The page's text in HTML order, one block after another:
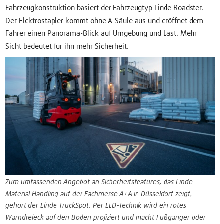
Fahrzeugkonstruktion basiert der Fahrzeugtyp Linde Roadster.
Der Elektrostapler kommt ohne A-Säule aus und eröffnet dem
Fahrer einen Panorama-Blick auf Umgebung und Last. Mehr
Sicht bedeutet für ihn mehr Sicherheit.
Zum umfassenden Angebot an Sicherheitsfeatures, das Linde
Material Handling auf der Fachmesse A+A in Düsseldorf zeigt,
gehört der Linde TruckSpot. Per LED-Technik wird ein rotes
Warndreieck auf den Boden projiziert und macht Fußgänger oder